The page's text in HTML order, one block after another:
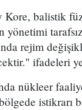
balistik
yönetimi
rejim
ifadeleri
nükleer
istikrarı